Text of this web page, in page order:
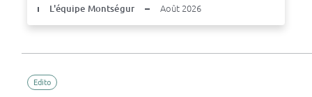
L'équipe Montségur Août 2026
Edito